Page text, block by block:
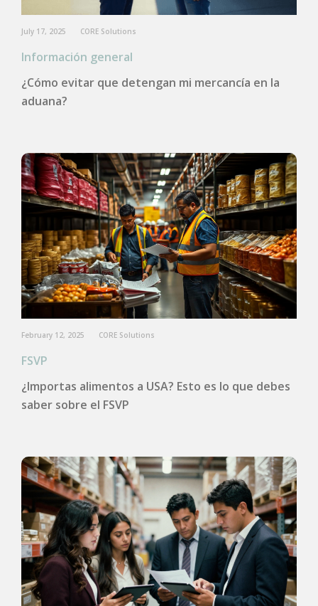
July 17, 2025 CORE Solutions
Información general
¿Cómo evitar que detengan mi mercancía en la
aduana?
February 12, 2025 CORE Solutions
FSVP
¿Importas alimentos a USA? Esto es lo que debes
saber sobre el FSVP